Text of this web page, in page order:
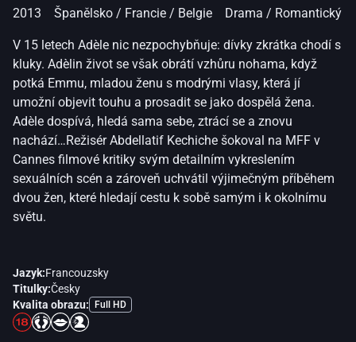
2013 Španělsko / Francie / Belgie Drama / Romantický
V 15 letech Adèle nic nezpochybňuje: dívky zkrátka chodí s
kluky. Adèlin život se však obrátí vzhůru nohama, když
potká Emmu, mladou ženu s modrými vlasy, která jí
umožní objevit touhu a prosadit se jako dospělá žena.
Adèle dospívá, hledá sama sebe, ztrácí se a znovu
nachází…Režisér Abdellatif Kechiche šokoval na MFF v
Cannes filmové kritiky svým detailním vykreslením
sexuálních scén a zároveň uchvátil výjimečným příběhem
dvou žen, které hledají cestu k sobě samým i k okolnímu
světu.
Jazyk:Francouzsky
Titulky:Česky
Kvalita obrazu:
Full HD